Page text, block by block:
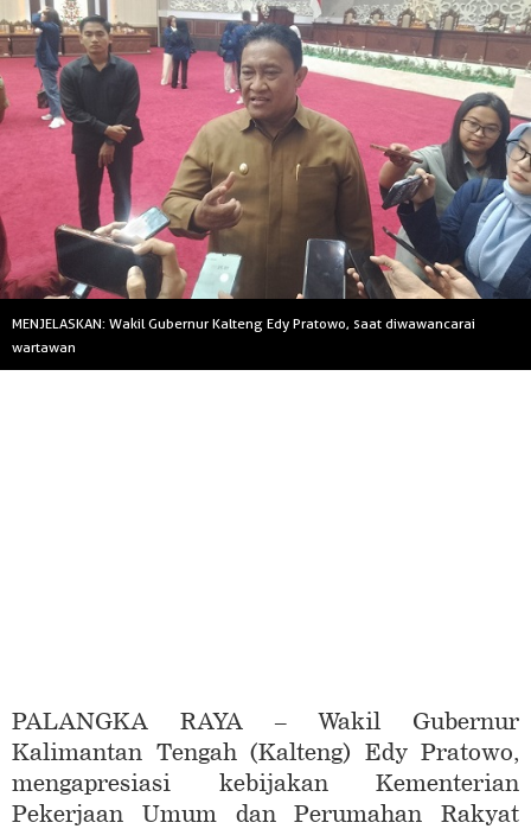
MENJELASKAN: Wakil Gubernur Kalteng Edy Pratowo, saat diwawancarai
wartawan
PALANGKA RAYA – Wakil Gubernur
Kalimantan Tengah (Kalteng) Edy Pratowo,
mengapresiasi kebijakan Kementerian
Pekerjaan Umum dan Perumahan Rakyat